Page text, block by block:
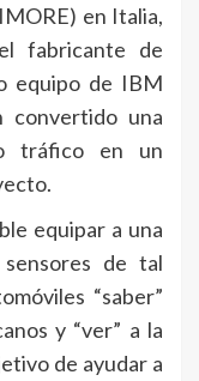
en Italia,
fabricante de
equipo de IBM
convertido una
tráfico en un
equipar a una
de tal
“saber”
y “ver” a la
de ayudar a